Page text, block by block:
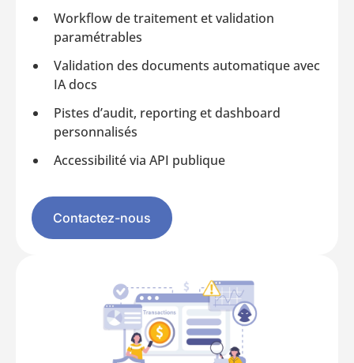
Workflow de traitement et validation
paramétrables
Validation des documents automatique avec
IA docs
Pistes d’audit, reporting et dashboard
personnalisés
Accessibilité via API publique
Contactez-nous